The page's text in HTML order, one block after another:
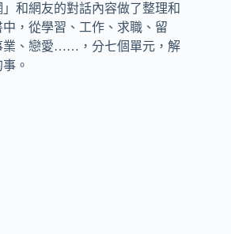
和網友的對話內容做了整理和
，從學習、工作、求職、留
業、戀愛……，分七個單元，解
。